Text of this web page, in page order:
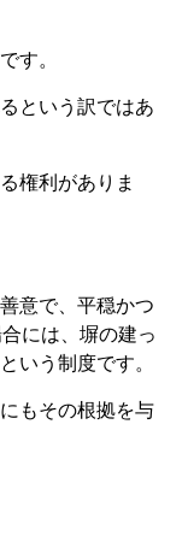
す。
という訳ではあ
権利がありま
意で、平穏かつ
には、塀の建っ
いう制度です。
もその根拠を与